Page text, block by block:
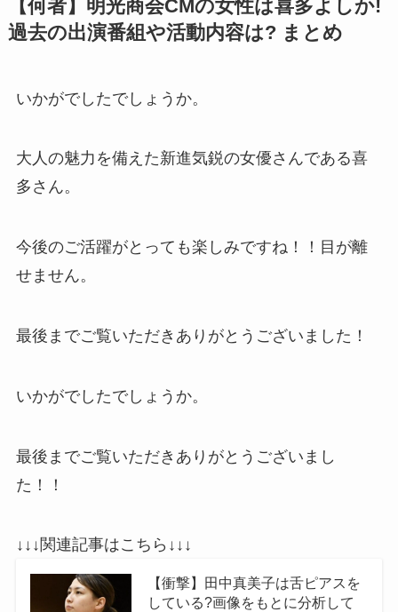
【何者】明光商会CMの女性は喜多よしか!
過去の出演番組や活動内容は? まとめ
いかがでしたでしょうか。
大人の魅力を備えた新進気鋭の女優さんである喜
多さん。
今後のご活躍がとっても楽しみですね！！目が離
せません。
最後までご覧いただきありがとうございました！
いかがでしたでしょうか。
最後までご覧いただきありがとうございまし
た！！
↓↓↓関連記事はこちら↓↓↓
【衝撃】田中真美子は舌ピアスを
している?画像をもとに分析して